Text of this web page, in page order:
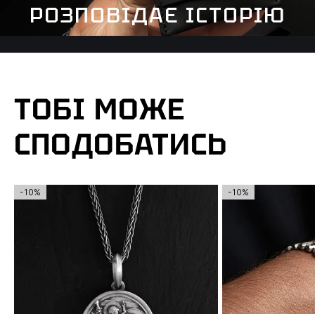
РОЗПОВІДАЄ ІСТОРІЮ
ТОБІ МОЖЕ
СПОДОБАТИСЬ
-10% -10%